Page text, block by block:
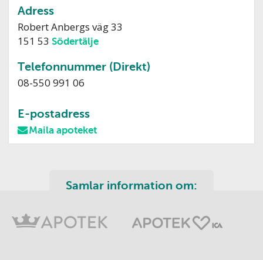
Adress
Robert Anbergs väg 33
151 53Södertälje
Telefonnummer (Direkt)
08-550 991 06
E-postadress
Maila apoteket
Samlar information om: